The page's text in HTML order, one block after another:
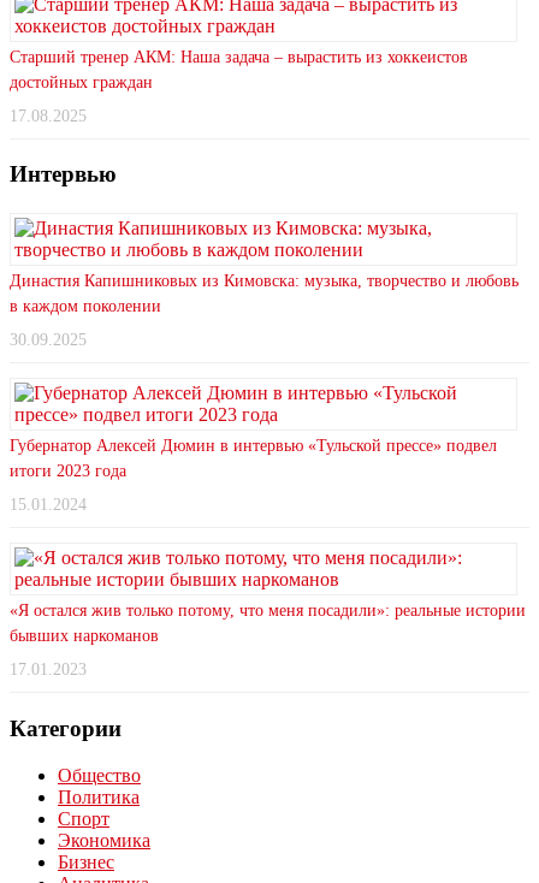
Старший тренер АКМ: Наша задача – вырастить из хоккеистов
достойных граждан
17.08.2025
Интервью
Династия Капишниковых из Кимовска: музыка, творчество и любовь
в каждом поколении
30.09.2025
Губернатор Алексей Дюмин в интервью «Тульской прессе» подвел
итоги 2023 года
15.01.2024
«Я остался жив только потому, что меня посадили»: реальные истории
бывших наркоманов
17.01.2023
Категории
Общество
Политика
Спорт
Экономика
Бизнес